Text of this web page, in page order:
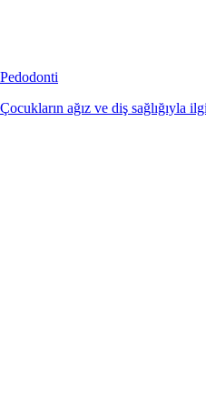
Pedodonti
Çocukların ağız ve diş sağlığıyla